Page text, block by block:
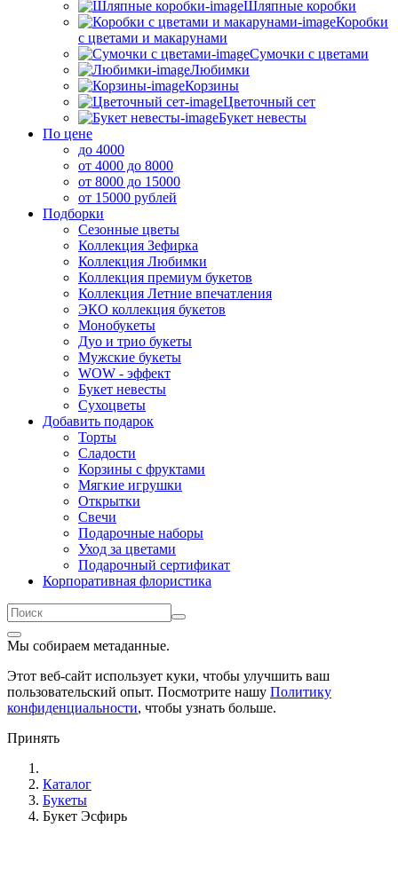
Шляпные коробки
Коробки
с цветами и макарунами
Сумочки с цветами
Любимки
Корзины
Цветочный сет
Букет невесты
По цене
до 4000
от 4000 до 8000
от 8000 до 15000
от 15000 рублей
Подборки
Сезонные цветы
Коллекция Зефирка
Коллекция Любимки
Коллекция премиум букетов
Коллекция Летние впечатления
ЭКО коллекция букетов
Монобукеты
Дуо и трио букеты
Мужские букеты
WOW - эффект
Букет невесты
Сухоцветы
Добавить подарок
Торты
Сладости
Корзины с фруктами
Мягкие игрушки
Открытки
Свечи
Подарочные наборы
Уход за цветами
Подарочный сертификат
Корпоративная флористика
Мы собираем метаданные.
Этот веб-сайт использует куки, чтобы улучшить ваш
пользовательский опыт. Посмотрите нашу Политику
конфиденциальности, чтобы узнать больше.
Принять
Каталог
Букеты
Букет Эсфирь